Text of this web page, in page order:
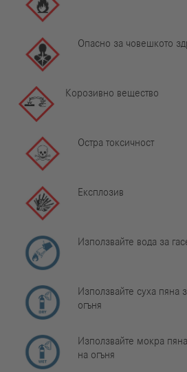
Опасно за човешкото
Корозивно вещество
Остра токсичност
Експлозив
Използвайте вода за
Използвайте суха пяна
огъня
Използвайте мокра
на огъня